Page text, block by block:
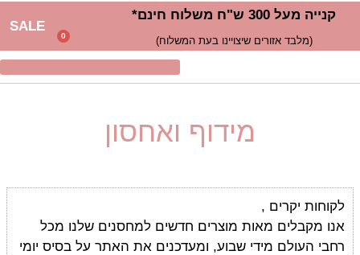
קנייה מעל 300 ש"ח משלוח חינם*
(מלבד אזורים שיצויינו בעת המשלוח) 0
SALE
מידוף ואחסון
לקוחות יקרים ,
אנו מקבלים מאות מוצרים חדשים למחסנים שלנו מכל
רחבי העולם מידי שבוע, ומעדכנים את האתר על בסיס יומי